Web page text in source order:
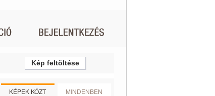
Kép feltöltése
KÉPEK KÖZT MINDENBEN